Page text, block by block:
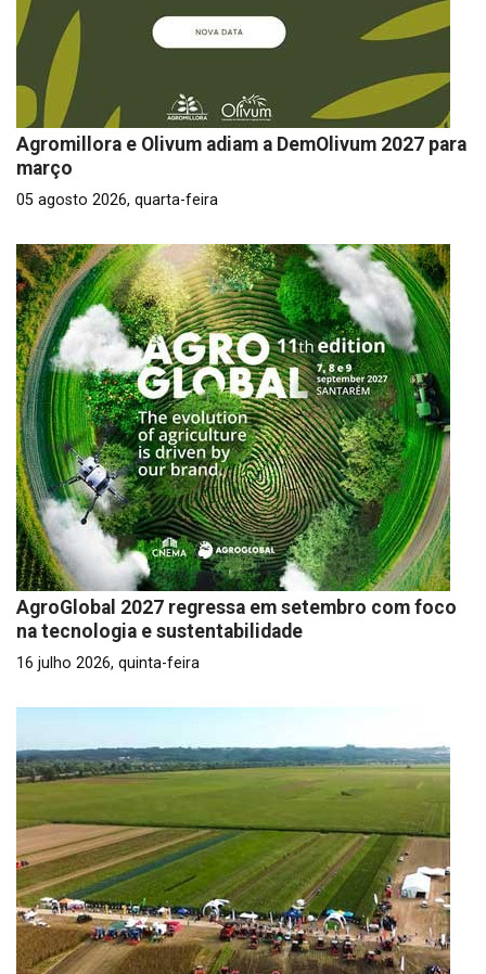
Agromillora e Olivum adiam a DemOlivum 2027 para
março
05 agosto 2026, quarta-feira
AgroGlobal 2027 regressa em setembro com foco
na tecnologia e sustentabilidade
16 julho 2026, quinta-feira